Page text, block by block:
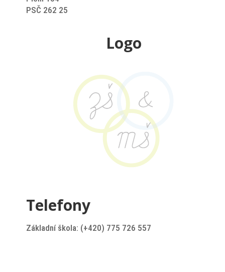
PSČ 262 25
Logo
Telefony
Základní škola: (+420) 775 726 557